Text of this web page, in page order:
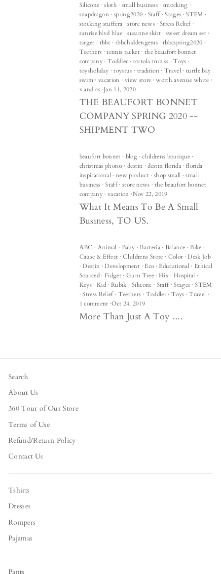
Silicone ·sloth ·small business· smocking ·
snapdragon ·spring2020 · Staff·Stages ·STEM ·
stocking stuffera ·store news· Stress Relief·
sunrise blvd blue ·susanne skirt· sweet dream set ·
target · tbbc ·tbbchiddengems· tbbcspring2020 ·
Teethers ·tennis racket· the beaufort bonnet
company ·Toddler· tortola trunks ·Toys ·
toysholiday ·toysrus · tradition· Travel ·turtle bay
swim ·vacation · view store ·worth avenue white ·
x and os ·Jan 11, 2020
THE BEAUFORT BONNET
COMPANY SPRING 2020 --
SHIPMENT TWO
beaufort bonnet · blog ·childrens boutique ·
christmas photos ·destin ·destin florida·florida ·
inspirational ·new product· shop small ·small
business ·Staff·store news · the beaufort bonnet
company ·vacation ·Nov 22, 2019
What It Means To Be A Small
Business, TO US.
ABC · Animal · Baby ·Bacteria· Balance ·Bike ·
Cause & Effect ·Childrens Store · Color·Desk Job
·Destin ·Development ·Eco ·Educational ·Ethical
Sourced · Fidget ·Gum Tree· Hix· Hospital ·
Keys ·Kid ·Rubik · Silicone · Staff·Stages ·STEM
·Stress Relief· Teethers · Toddler· Toys ·Travel ·
1 comment ·Oct 24, 2019
More Than Just A Toy ....
Search
About Us
360 Tour of Our Store
Terms of Use
Refund/Return Policy
Contact Us
Tshirts
Dresses
Rompers
Pajamas